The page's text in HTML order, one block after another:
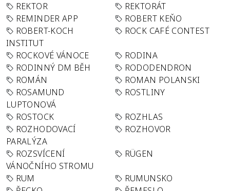
REKTOR
REKTORÁT
REMINDER APP
ROBERT KEŇO
ROBERT-KOCH
INSTITUT
ROCK CAFÉ CONTEST
ROCKOVÉ VÁNOCE
RODINA
RODINNÝ DM BĚH
RODODENDRON
ROMÁN
ROMAN POLANSKI
ROSAMUND
LUPTONOVÁ
ROSTLINY
ROSTOCK
ROZHLAS
ROZHODOVACÍ
PARALÝZA
ROZHOVOR
ROZSVÍCENÍ
VÁNOČNÍHO STROMU
RÜGEN
RUM
RUMUNSKO